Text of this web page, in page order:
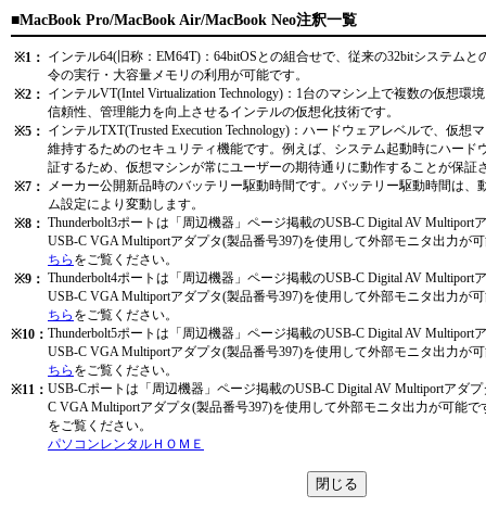
■MacBook Pro/MacBook Air/MacBook Neo注釈一覧
※1： インテル64(旧称：EM64T)：64bitOSとの組合せで、従来の32bitシステム
令の実行・大容量メモリの利用が可能です。
※2： インテルVT(Intel Virtualization Technology)：1台のマシン上で複数の仮想環
信頼性、管理能力を向上させるインテルの仮想化技術です。
※5： インテルTXT(Trusted Execution Technology)：ハードウェアレベルで、仮想
維持するためのセキュリティ機能です。例えば、システム起動時にハード
証するため、仮想マシンが常にユーザーの期待通りに動作することが保証
※7：
メーカー公開新品時のバッテリー駆動時間です。バッテリー駆動時間は、
ム設定により変動します。
※8： Thunderbolt3ポートは「周辺機器」ページ掲載のUSB-C Digital AV Multiport
USB-C VGA Multiportアダプタ(製品番号397)を使用して外部モニタ出力が
ちら をご覧ください。
※9： Thunderbolt4ポートは「周辺機器」ページ掲載のUSB-C Digital AV Multiport
USB-C VGA Multiportアダプタ(製品番号397)を使用して外部モニタ出力が
ちら をご覧ください。
※10： Thunderbolt5ポートは「周辺機器」ページ掲載のUSB-C Digital AV Multiport
USB-C VGA Multiportアダプタ(製品番号397)を使用して外部モニタ出力が
ちら をご覧ください。
※11： USB-Cポートは「周辺機器」ページ掲載のUSB-C Digital AV Multiportアダ
C VGA Multiportアダプタ(製品番号397)を使用して外部モニタ出力が可能
をご覧ください。
パソコンレンタルＨＯＭＥ